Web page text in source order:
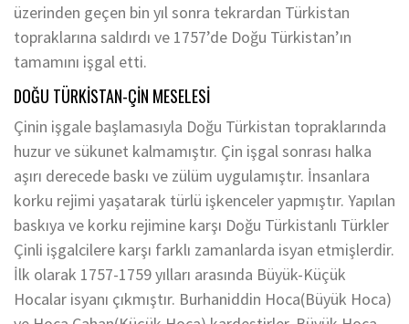
üzerinden geçen bin yıl sonra tekrardan Türkistan
topraklarına saldırdı ve 1757’de Doğu Türkistan’ın
tamamını işgal etti.
DOĞU TÜRKİSTAN-ÇİN MESELESİ
Çinin işgale başlamasıyla Doğu Türkistan topraklarında
huzur ve sükunet kalmamıştır. Çin işgal sonrası halka
aşırı derecede baskı ve zülüm uygulamıştır. İnsanlara
korku rejimi yaşatarak türlü işkenceler yapmıştır. Yapılan
baskıya ve korku rejimine karşı Doğu Türkistanlı Türkler
Çinli işgalcilere karşı farklı zamanlarda isyan etmişlerdir.
İlk olarak 1757-1759 yılları arasında Büyük-Küçük
Hocalar isyanı çıkmıştır. Burhaniddin Hoca(Büyük Hoca)